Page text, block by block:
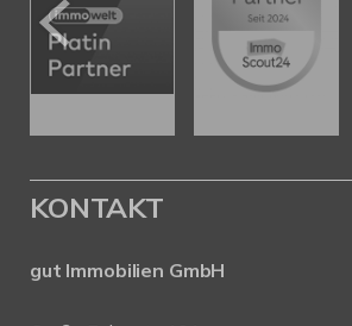
KONTAKT
gut Immobilien GmbH